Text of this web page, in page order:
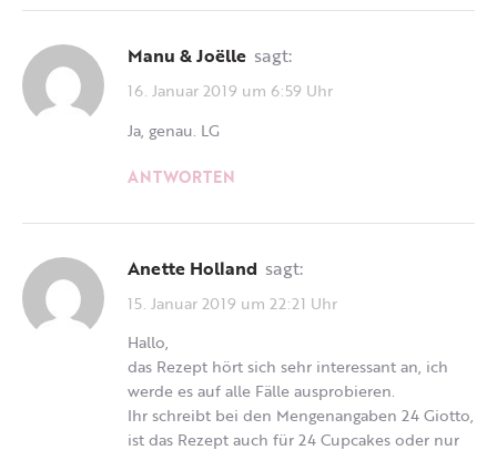
Manu & Joëlle sagt:
16. Januar 2019 um 6:59 Uhr
Ja, genau. LG
ANTWORTEN
Anette Holland sagt:
15. Januar 2019 um 22:21 Uhr
Hallo,
das Rezept hört sich sehr interessant an, ich
werde es auf alle Fälle ausprobieren.
Ihr schreibt bei den Mengenangaben 24 Giotto,
ist das Rezept auch für 24 Cupcakes oder nur